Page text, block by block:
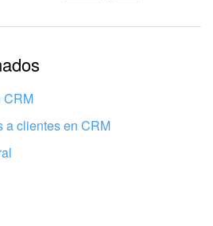
corta. Necesito más
esta herramienta
CRM
a clientes en CRM